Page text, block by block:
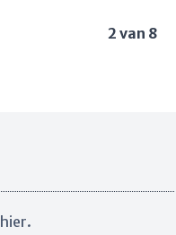
2 van 8
hier.